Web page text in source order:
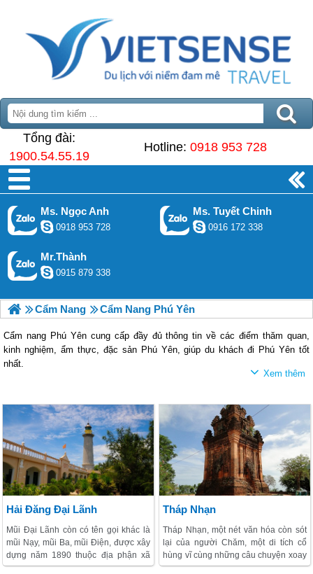
Tổng đài:
1900.54.55.19
Hotline: 0918 953 728
Ms. Ngọc Anh
0918 953 728
Ms. Tuyết Chinh
0916 172 338
Mr.Thành
0915 879 338
Cẩm Nang Cẩm Nang Phú Yên
Cẩm nang Phú Yên cung cấp đầy đủ thông tin về các điểm thăm quan,
kinh nghiệm, ẩm thực, đặc sản Phú Yên, giúp du khách đi Phú Yên tốt
nhất.
Hải Đăng Đại Lãnh
Mũi Đại Lãnh còn có tên gọi khác là
mũi Nạy, mũi Ba, mũi Điện, được xây
dựng năm 1890 thuộc địa phận xã
Hoà Tâm (huyện Đông Hòa). Tháp
Tháp Nhạn
Tháp Nhạn, một nét văn hóa còn sót
lại của người Chăm, một di tích cổ
hùng vĩ cùng những câu chuyện xoay
quanh, một điểm đến để khám phá